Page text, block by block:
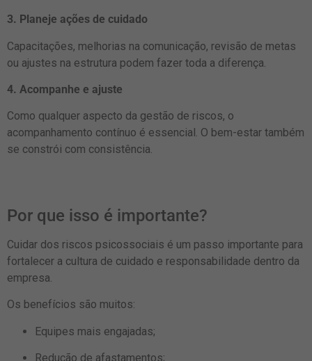
3. Planeje ações de cuidado
Capacitações, melhorias na comunicação, revisão de metas
ou ajustes na estrutura podem fazer toda a diferença.
4. Acompanhe e ajuste
Como qualquer aspecto da gestão de riscos, o
acompanhamento contínuo é essencial. O bem-estar também
se constrói com consistência.
Por que isso é importante?
Cuidar dos riscos psicossociais é um passo importante para
fortalecer a cultura de cuidado e responsabilidade dentro da
empresa.
Os benefícios são muitos:
Equipes mais engajadas;
Redução de afastamentos;